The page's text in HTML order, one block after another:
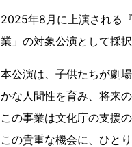
2025年8月に上演される
業」の対象公演として採
本公演は、子供たちが劇
かな人間性を育み、将来
この事業は文化庁の支援
この貴重な機会に、ひと